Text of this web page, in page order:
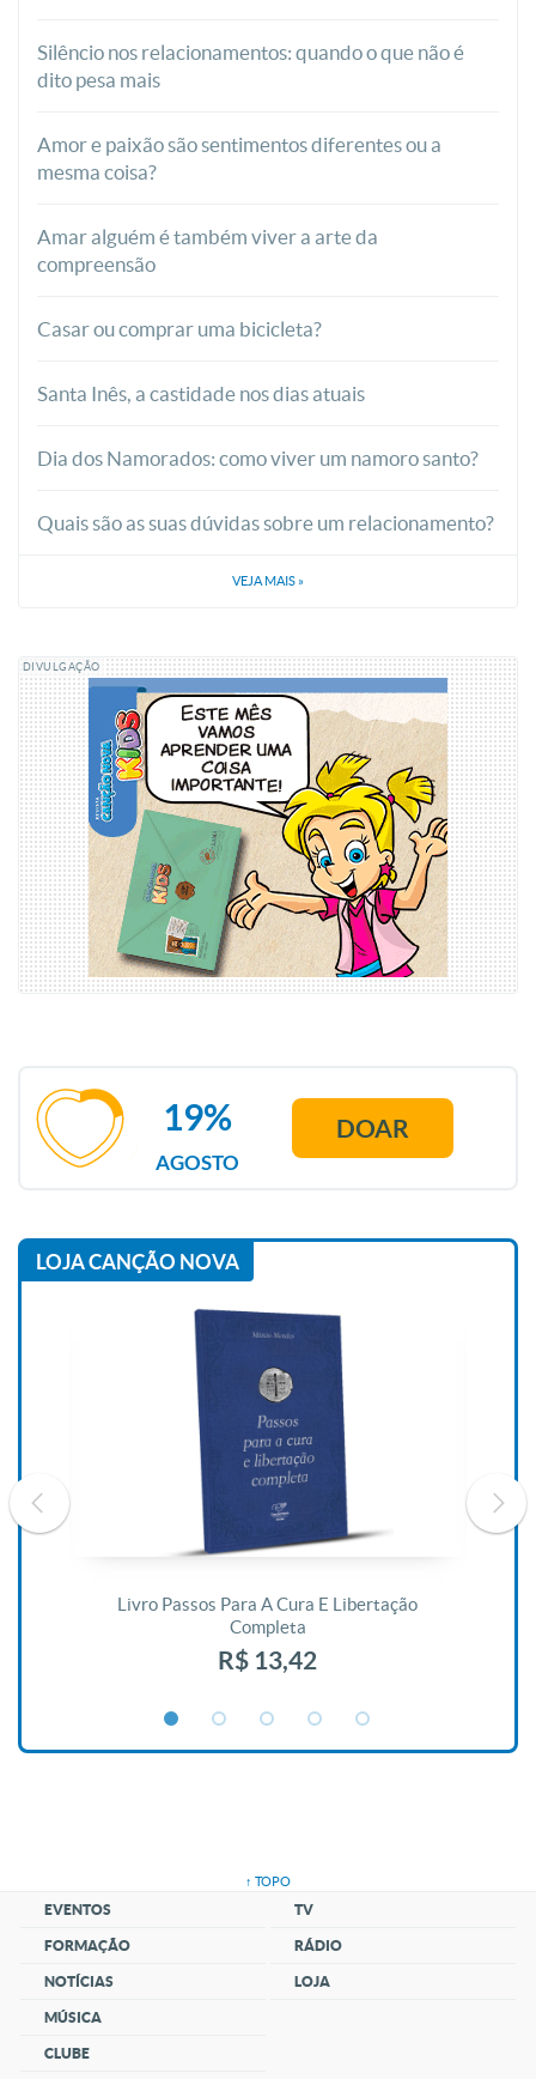
Silêncio nos relacionamentos: quando o que não é
dito pesa mais
Amor e paixão são sentimentos diferentes ou a
mesma coisa?
Amar alguém é também viver a arte da
compreensão
Casar ou comprar uma bicicleta?
Santa Inês, a castidade nos dias atuais
Dia dos Namorados: como viver um namoro santo?
Quais são as suas dúvidas sobre um relacionamento?
VEJA MAIS »
DIVULGAÇÃO
AGOSTO
19% DOAR
LOJA CANÇÃO NOVA
Livro Passos Para A Cura E Libertação
Completa
R$ 13,42
↑ TOPO
EVENTOS
FORMAÇÃO
NOTÍCIAS
MÚSICA
CLUBE
TV
RÁDIO
LOJA